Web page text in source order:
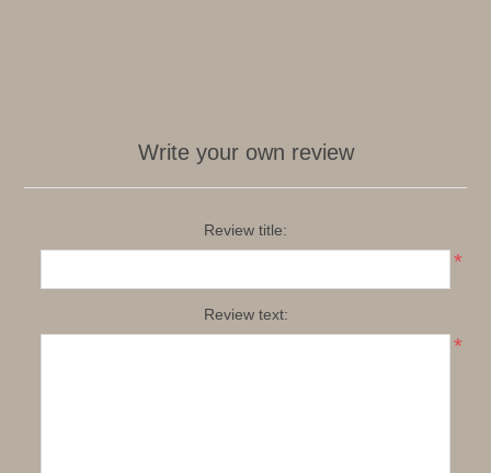
Write your own review
Review title:
*
Review text:
*